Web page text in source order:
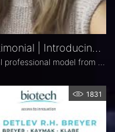
EYECRYL Phakic Patient Testimonial | Introducing CHANTELLE
1831